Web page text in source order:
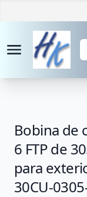
Bobina de
6 FTP de
para
30CU-